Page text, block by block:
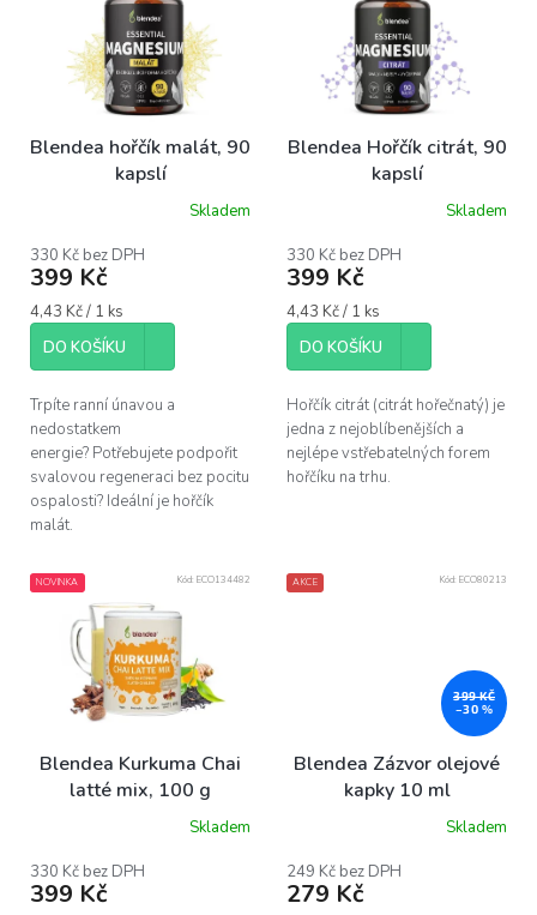
ůBlendea hořčík malát, 90
kapslí
Skladem
330 Kč bez DPH
399 Kč
Měrná
cena:
4,43 Kč / 1 ks
DO KOŠÍKU
Trpíte ranní únavou a
nedostatkem
energie? Potřebujete podpořit
svalovou regeneraci bez pocitu
ospalosti? Ideální je hořčík
malát.
Blendea Hořčík citrát, 90
kapslí
Skladem
330 Kč bez DPH
399 Kč
Měrná
cena:
4,43 Kč / 1 ks
DO KOŠÍKU
Hořčík citrát (citrát hořečnatý) je
jedna z nejoblíbenějších a
nejlépe vstřebatelných forem
hořčíku na trhu.
NOVINKA
Blendea Kurkuma Chai
latté mix, 100 g
Skladem
330 Kč bez DPH
399 Kč
Kód: ECO134482 AKCE
399 KČ
–30 %
Blendea Zázvor olejové
kapky 10 ml
produktu
je
Skladem
249 Kč bez DPH
279 Kč
Kód: ECO80213